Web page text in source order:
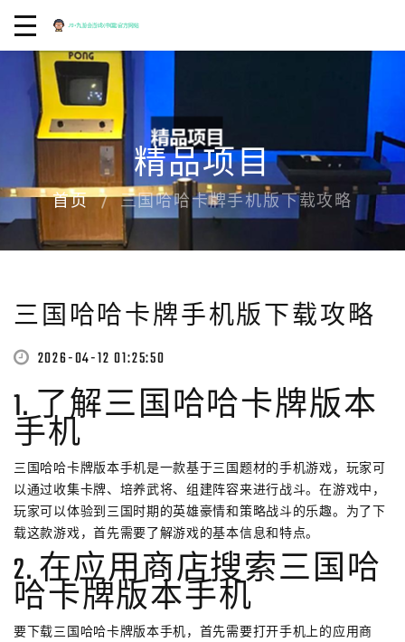
精品项目
首页 三国哈哈卡牌手机版下载攻略
三国哈哈卡牌手机版下载攻略
2026-04-12 01:25:50
1. 了解三国哈哈卡牌版本
手机
三国哈哈卡牌版本手机是一款基于三国题材的手机游戏，玩家可
以通过收集卡牌、培养武将、组建阵容来进行战斗。在游戏中，
玩家可以体验到三国时期的英雄豪情和策略战斗的乐趣。为了下
载这款游戏，首先需要了解游戏的基本信息和特点。
2. 在应用商店搜索三国哈
哈卡牌版本手机
要下载三国哈哈卡牌版本手机，首先需要打开手机上的应用商